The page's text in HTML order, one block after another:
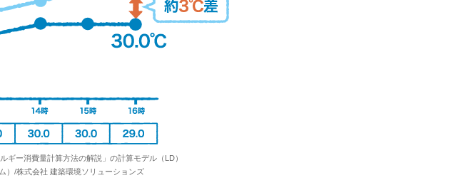
ギー消費量計算方法の解説」の計算モデル（LD）
）/株式会社 建築環境ソリューションズ